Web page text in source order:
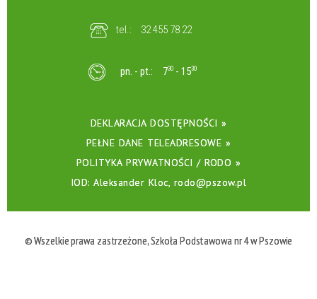
tel.: 32 455 78 22
pn. - pt.: 730 - 1530
DEKLARACJA DOSTĘPNOŚCI »
PEŁNE DANE TELEADRESOWE »
POLITYKA PRYWATNOŚCI / RODO »
IOD: Aleksander Kloc, rodo@pszow.pl
© Wszelkie prawa zastrzeżone, Szkoła Podstawowa nr 4 w Pszowie